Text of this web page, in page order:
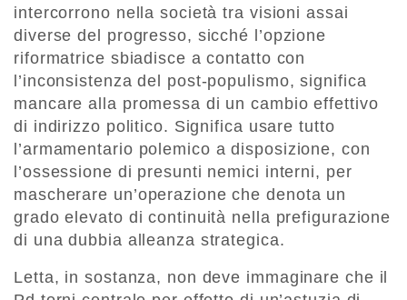
intercorrono nella società tra visioni assai
diverse del progresso, sicché l’opzione
riformatrice sbiadisce a contatto con
l’inconsistenza del post-populismo, significa
mancare alla promessa di un cambio effettivo
di indirizzo politico. Significa usare tutto
l’armamentario polemico a disposizione, con
l’ossessione di presunti nemici interni, per
mascherare un’operazione che denota un
grado elevato di continuità nella prefigurazione
di una dubbia alleanza strategica.
Letta, in sostanza, non deve immaginare che il